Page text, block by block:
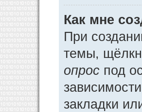
Как мне
При
темы,
опрос под
закладки